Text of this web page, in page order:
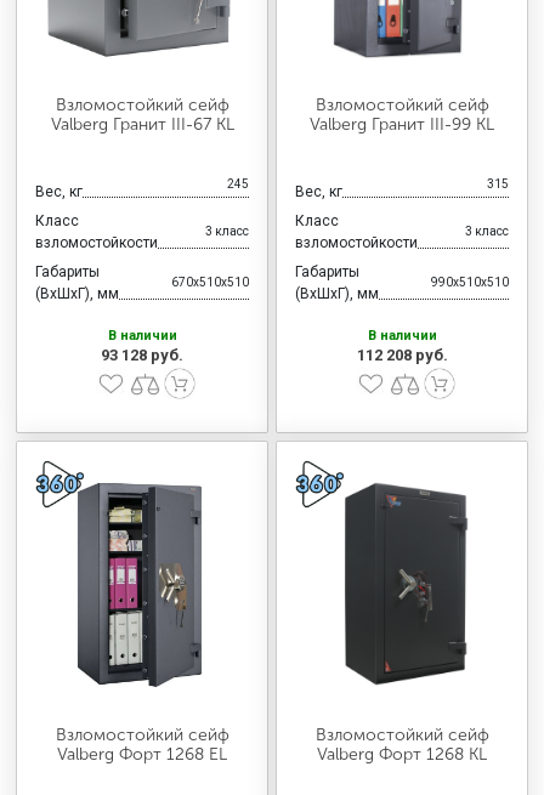
Взломостойкий сейф
Valberg Гранит III-67 KL
Вес, кг 245
Класс
взломостойкости
3 класс
Габариты
(ВхШхГ), мм
670x510x510
В наличии
93 128 руб.
Взломостойкий сейф
Valberg Гранит III-99 KL
Вес, кг 315
Класс
взломостойкости
3 класс
Габариты
(ВхШхГ), мм
990x510x510
В наличии
112 208 руб.
Взломостойкий сейф
Valberg Форт 1268 EL
Взломостойкий сейф
Valberg Форт 1268 KL